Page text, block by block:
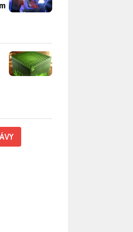
nástroj. Zítra se můžeme